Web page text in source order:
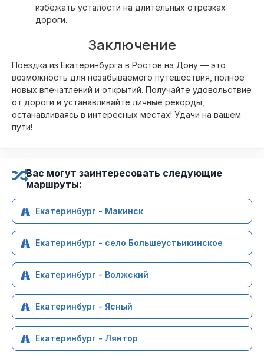
избежать усталости на длительных отрезках
дороги.
Заключение
Поездка из Екатеринбурга в Ростов на Дону — это
возможность для незабываемого путешествия, полное
новых впечатлений и открытий. Получайте удовольствие
от дороги и устанавливайте личные рекорды,
останавливаясь в интересных местах! Удачи на вашем
пути!
Вас могут заинтересовать следующие
маршруты:
Екатеринбург - Макинск
Екатеринбург - село Большеустьикинское
Екатеринбург - Волжский
Екатеринбург - Ясный
Екатеринбург - Лянтор